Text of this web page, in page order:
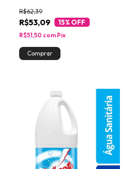
R$53,09
R$62,39
15% OFF
R$51,50 com Pix